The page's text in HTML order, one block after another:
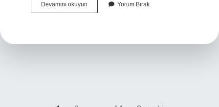
Devamını okuyun Kapadokya
kaç
Yorum Bırak